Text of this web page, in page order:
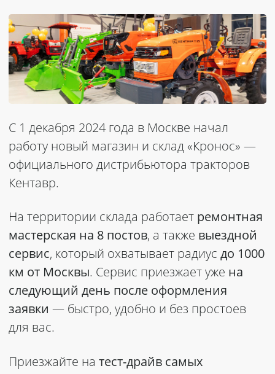
С 1 декабря 2024 года в Москве начал
работу новый магазин и склад «Кронос» —
официального дистрибьютора тракторов
Кентавр.
На территории склада работает ремонтная
мастерская на 8 постов, а также выездной
сервис, который охватывает радиус до 1000
км от Москвы. Сервис приезжает уже на
следующий день после оформления
заявки — быстро, удобно и без простоев
для вас.
Приезжайте на тест-драйв самых